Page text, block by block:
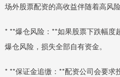
场外股票配资的高收益伴随着高风险
* **爆仓风险：**如果股票下跌幅度
爆仓风险，损失全部自有资金。
* **保证金追缴：**配资公司会要求